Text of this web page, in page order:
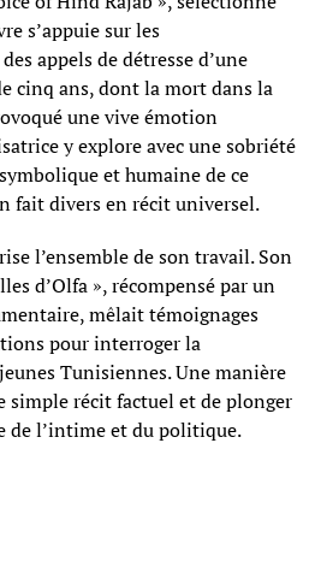
s’appuie sur les
appels de détresse d’une
cinq ans, dont la mort dans la
une vive émotion
y explore avec une sobriété
et humaine de ce
fait divers en récit universel.
l’ensemble de son travail. Son
d’Olfa », récompensé par un
mêlait témoignages
pour interroger la
Tunisiennes. Une manière
simple récit factuel et de plonger
de l’intime et du politique.